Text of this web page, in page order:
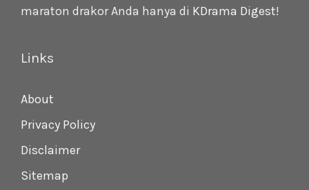
maraton drakor Anda hanya di KDrama Digest!
Links
About
Privacy Policy
Disclaimer
Sitemap